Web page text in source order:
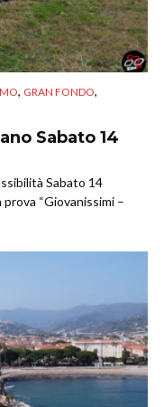
, GRAN FONDO,
Sabato 14
Sabato 14
prova “Giovanissimi –